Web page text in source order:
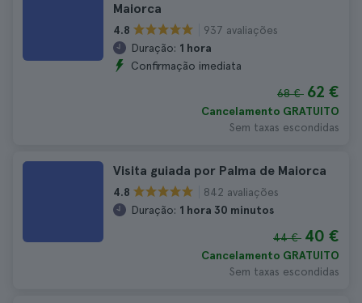
Maiorca
4.8
937 avaliações
Duração: 1 hora
Confirmação imediata
68 € 62 €
Cancelamento GRATUITO
Sem taxas escondidas
Visita guiada por Palma de Maiorca
4.8
842 avaliações
Duração: 1 hora 30 minutos
44 € 40 €
Cancelamento GRATUITO
Sem taxas escondidas